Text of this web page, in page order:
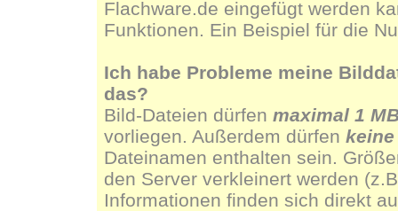
Flachware.de eingefügt werden
Funktionen. Ein Beispiel für die
Ich habe Probleme meine
das?
Bild-Dateien dürfen maximal 1
vorliegen. Außerdem dürfen
Dateinamen enthalten sein.
den Server verkleinert werden
Informationen finden sich direkt